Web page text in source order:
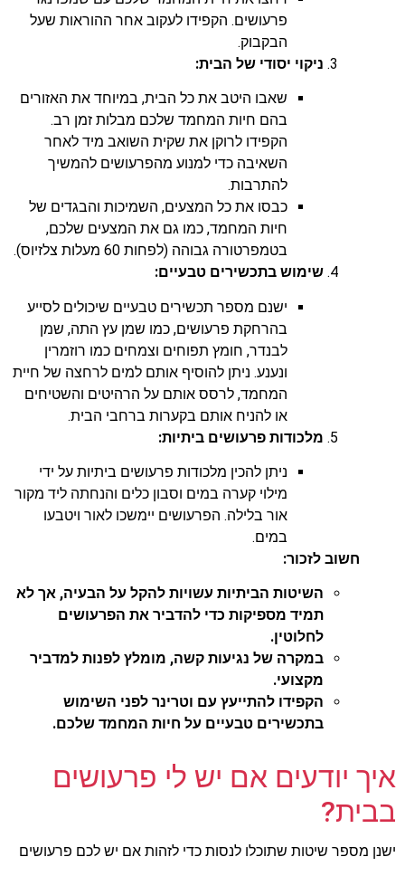
פרעושים. הקפידו לעקוב אחר ההוראות שעל
הבקבוק.
ניקוי יסודי של הבית:
שאבו היטב את כל הבית, במיוחד את האזורים
בהם חיות המחמד שלכם מבלות זמן רב.
הקפידו לרוקן את שקית השואב מיד לאחר
השאיבה כדי למנוע מהפרעושים להמשיך
להתרבות.
כבסו את כל המצעים, השמיכות והבגדים של
חיות המחמד, כמו גם את המצעים שלכם,
בטמפרטורה גבוהה (לפחות 60 מעלות צלזיוס).
שימוש בתכשירים טבעיים:
ישנם מספר תכשירים טבעיים שיכולים לסייע
בהרחקת פרעושים, כמו שמן עץ התה, שמן
לבנדר, חומץ תפוחים וצמחים כמו רוזמרין
ונענע. ניתן להוסיף אותם למים לרחצה של חיית
המחמד, לרסס אותם על הרהיטים והשטיחים
או להניח אותם בקערות ברחבי הבית.
מלכודות פרעושים ביתיות:
ניתן להכין מלכודות פרעושים ביתיות על ידי
מילוי קערה במים וסבון כלים והנחתה ליד מקור
אור בלילה. הפרעושים יימשכו לאור ויטבעו
במים.
חשוב לזכור:
השיטות הביתיות עשויות להקל על הבעיה, אך לא
תמיד מספיקות כדי להדביר את הפרעושים
לחלוטין.
במקרה של נגיעות קשה, מומלץ לפנות למדביר
מקצועי.
הקפידו להתייעץ עם וטרינר לפני השימוש
בתכשירים טבעיים על חיות המחמד שלכם.
איך יודעים אם יש לי פרעושים
בבית?
ישנן מספר שיטות שתוכלו לנסות כדי לזהות אם יש לכם פרעושים